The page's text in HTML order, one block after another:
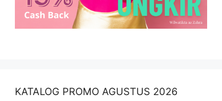
KATALOG PROMO AGUSTUS 2026